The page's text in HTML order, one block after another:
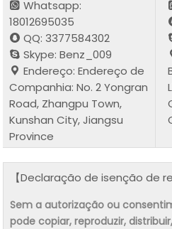
Whatsapp:
18012695035
QQ: 3377584302
Skype: Benz_009
Endereço: Endereço de
Companhia: No. 2 Yongran
Road, Zhangpu Town,
Kunshan City, Jiangsu
Province
【Declaração de isenção de
Sem a autorização ou
pode copiar, reproduzir,